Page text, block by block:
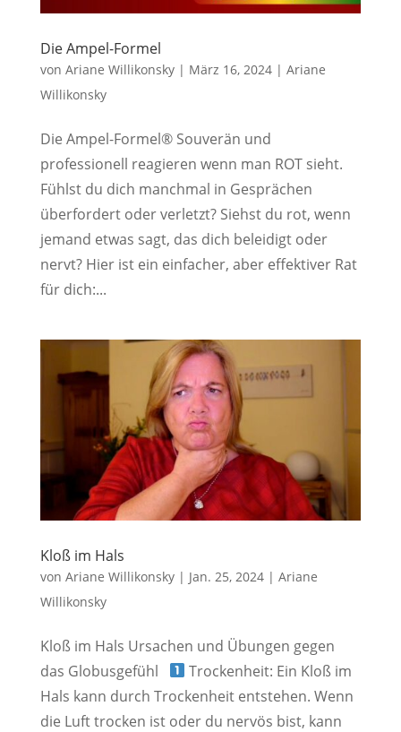
Die Ampel-Formel
von Ariane Willikonsky| März 16, 2024| Ariane
Willikonsky
Die Ampel-Formel® Souverän und
professionell reagieren wenn man ROT sieht.
Fühlst du dich manchmal in Gesprächen
überfordert oder verletzt? Siehst du rot, wenn
jemand etwas sagt, das dich beleidigt oder
nervt? Hier ist ein einfacher, aber effektiver Rat
für dich:...
Kloß im Hals
von Ariane Willikonsky| Jan. 25, 2024| Ariane
Willikonsky
Kloß im Hals Ursachen und Übungen gegen
das Globusgefühl
Trockenheit: Ein Kloß im
Hals kann durch Trockenheit entstehen. Wenn
die Luft trocken ist oder du nervös bist, kann